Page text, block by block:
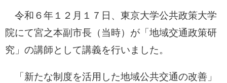
令和６年１２月１７日、東京大学公共政策大学
院にて宮之本副市長（当時）が「地域交通政策研
究」の講師として講義を行いました。
「新たな制度を活用した地域公共交通の改善」